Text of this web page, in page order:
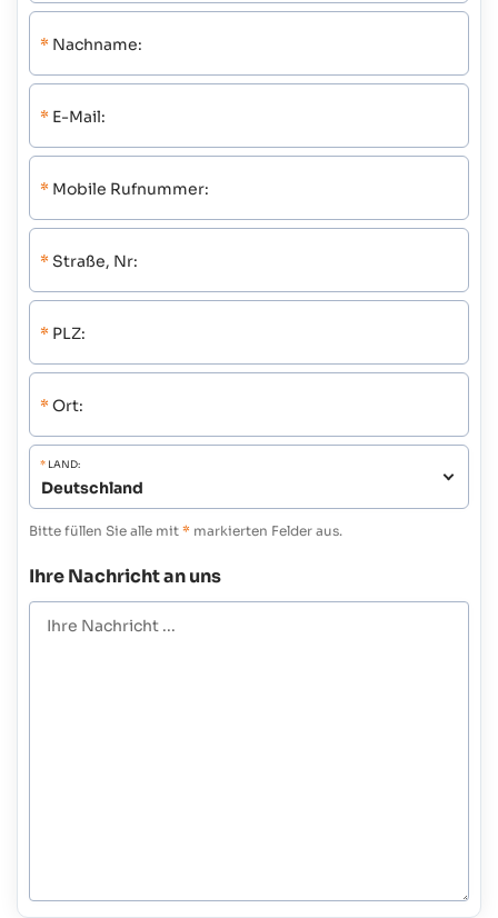
* Nachname:
* E-Mail:
* Mobile Rufnummer:
* Straße, Nr:
* PLZ:
* Ort:
* LAND:
Bitte füllen Sie alle mit * markierten Felder aus.
Ihre Nachricht an uns